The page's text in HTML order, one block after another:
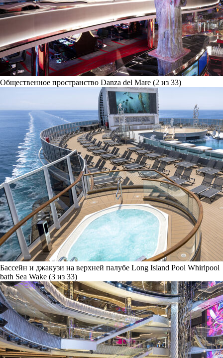
Общественное пространство Danza del Mare (2 из 33)
Бассейн и джакузи на верхней палубе Long Island Pool Whirlpool
bath Sea Wake (3 из 33)